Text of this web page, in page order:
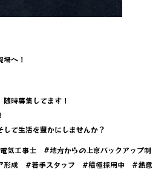
へ！
時募集してます！
て生活を豊かにしませんか？
工事士 #地方からの上京バックアップ制
形成 #若手スタッフ #積極採用中 #熱意